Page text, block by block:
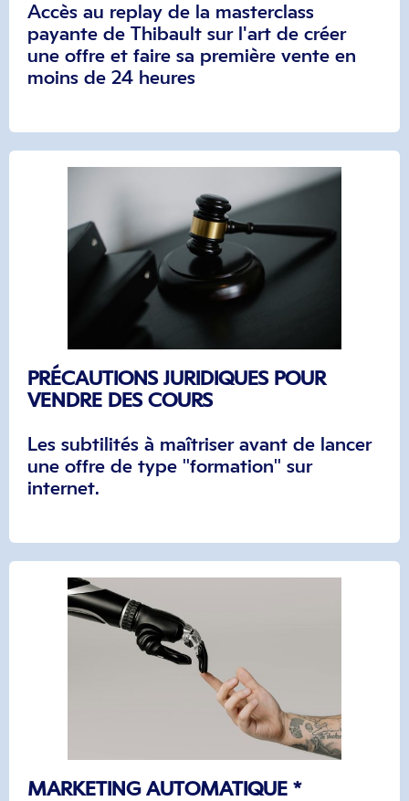
Accès au replay de la masterclass
payante de Thibault sur l'art de créer
une offre et faire sa première vente en
moins de 24 heures
PRÉCAUTIONS JURIDIQUES POUR
VENDRE DES COURS
Les subtilités à maîtriser avant de lancer
une offre de type "formation" sur
internet.
MARKETING AUTOMATIQUE *